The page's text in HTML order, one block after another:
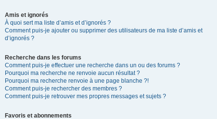
Amis et ignorés
À quoi sert ma liste d’amis et d’ignorés ?
Comment puis-je ajouter ou supprimer des utilisateurs de ma liste d’amis et
d’ignorés ?
Recherche dans les forums
Comment puis-je effectuer une recherche dans un ou des forums ?
Pourquoi ma recherche ne renvoie aucun résultat ?
Pourquoi ma recherche renvoie à une page blanche ?!
Comment puis-je rechercher des membres ?
Comment puis-je retrouver mes propres messages et sujets ?
Favoris et abonnements